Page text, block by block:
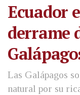
Ecuador
derrame
Las Galápagos
natural por su